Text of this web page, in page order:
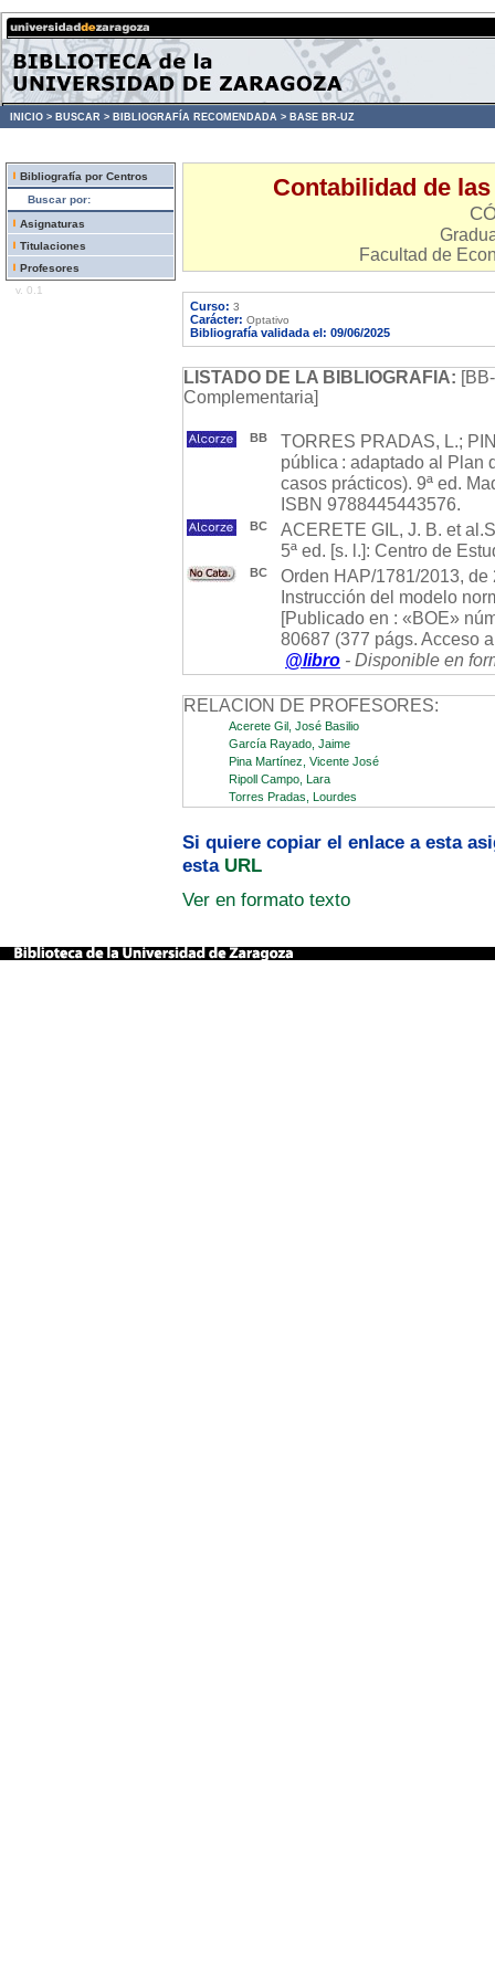
INICIO > BUSCAR > BIBLIOGRAFÍA RECOMENDADA > BASE BR-UZ
Bibliografía por Centros
Buscar por:
Asignaturas
Titulaciones
Profesores
v. 0.1
Contabilidad de
Facultad de
Curso: 3
Carácter: Optativo
Bibliografía validada el: 09/06/2025
LISTADO DE LA BIBLIOGRAFIA:
Complementaria]
BB
TORRES PRADAS, L.;
pública : adaptado al Plan
casos prácticos). 9ª ed.
ISBN 9788445443576.
BC
ACERETE GIL, J. B. et
5ª ed. [s. l.]: Centro de
BC
Orden HAP/1781/2013,
Instrucción del modelo
[Publicado en : «BOE»
80687 (377 págs. Acceso
@libro - Disponible en
RELACION DE PROFESORES:
Acerete Gil, José Basilio
García Rayado, Jaime
Pina Martínez, Vicente José
Ripoll Campo, Lara
Torres Pradas, Lourdes
Si quiere copiar el enlace a esta
esta URL
Ver en formato texto